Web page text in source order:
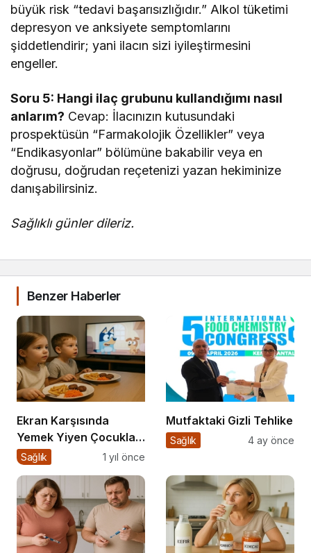
büyük risk “tedavi başarısızlığıdır.” Alkol tüketimi
depresyon ve anksiyete semptomlarını
şiddetlendirir; yani ilacın sizi iyileştirmesini
engeller.
Soru 5: Hangi ilaç grubunu kullandığımı nasıl
anlarım? Cevap: İlacınızın kutusundaki
prospektüsün “Farmakolojik Özellikler” veya
“Endikasyonlar” bölümüne bakabilir veya en
doğrusu, doğrudan reçetenizi yazan hekiminize
danışabilirsiniz.
Sağlıklı günler dileriz.
Benzer Haberler
Ekran Karşısında
Yemek Yiyen Çocuklar:
Sessiz Tehlike
Sağlık 1 yıl önce
Mutfaktaki Gizli Tehlike
Sağlık 4 ay önce